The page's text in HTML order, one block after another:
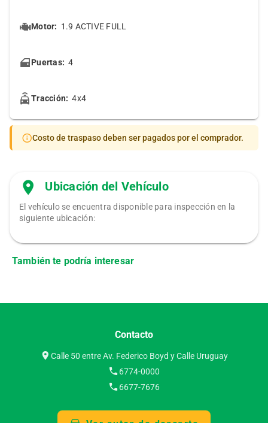
Motor: 1.9 ACTIVE FULL
Puertas: 4
Tracción: 4x4
Costo de traspaso deben ser pagados por el comprador.
Ubicación del Vehículo
El vehículo se encuentra disponible para inspección en la
siguiente ubicación:
También te podría interesar
Contacto
Calle 50 entre Av. Federico Boyd y Calle Uruguay
6774-0000
6677-7676